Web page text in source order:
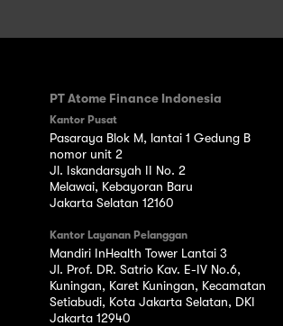
PT Atome Finance Indonesia
Kantor Pusat
Pasaraya Blok M, lantai 1 Gedung B
nomor unit 2
Jl. Iskandarsyah II No. 2
Melawai, Kebayoran Baru
Jakarta Selatan 12160
Kantor Layanan Pelanggan
Mandiri InHealth Tower Lantai 3
Jl. Prof. DR. Satrio Kav. E-IV No.6,
Kuningan, Karet Kuningan, Kecamatan
Setiabudi, Kota Jakarta Selatan, DKI
Jakarta 12940